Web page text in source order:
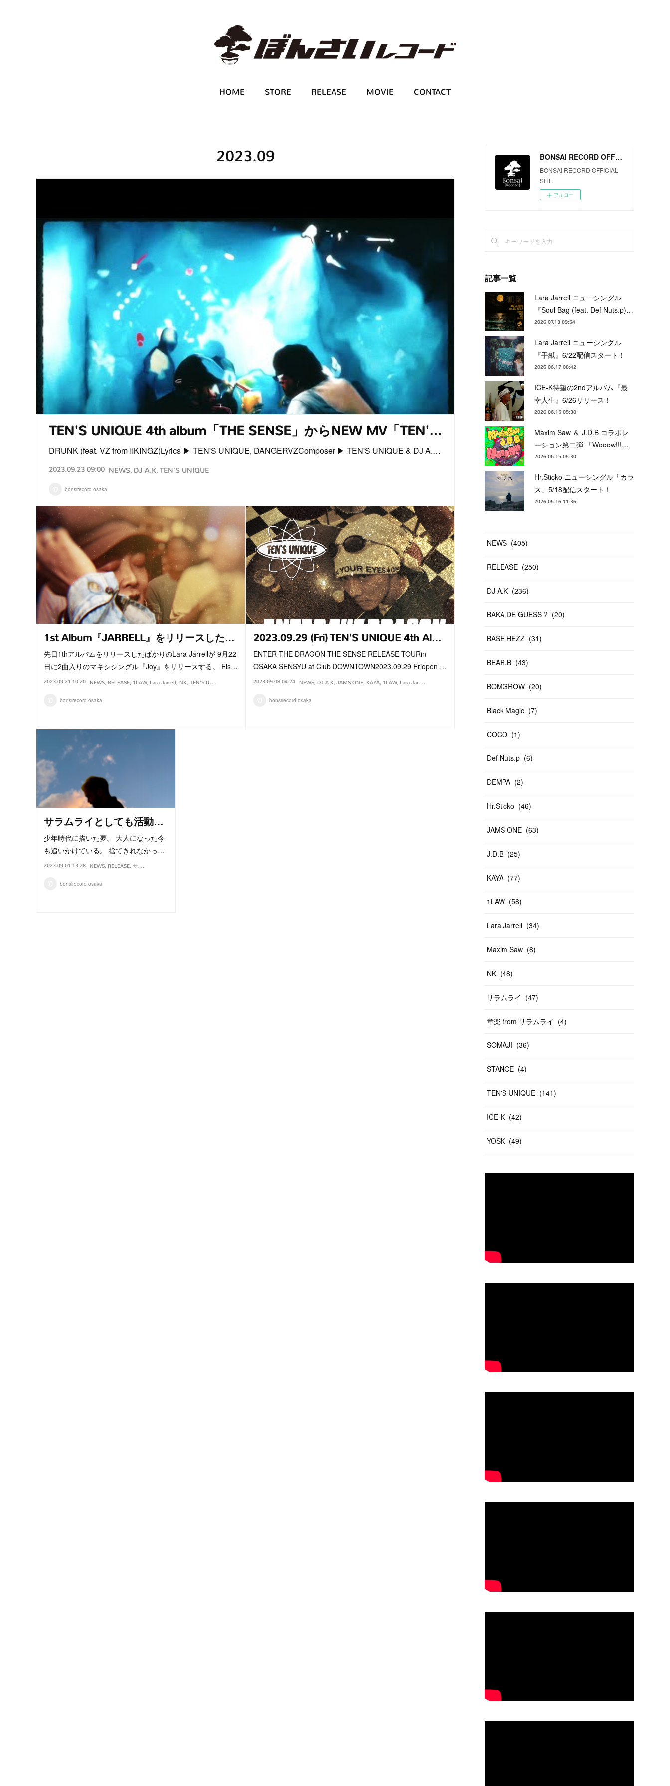
HOME STORE RELEASE MOVIE CONTACT
2023.09
TEN'S UNIQUE 4th album「THE SENSE」からNEW MV「TEN'…
DRUNK (feat. VZ from IIKINGZ)Lyrics ▶︎ TEN'S UNIQUE, DANGERVZComposer ▶︎ TEN'S UNIQUE & DJ A.…
2023.09.23 09:00 NEWS DJ A.K TEN'S UNIQUE
bonsirecord osaka
1st Album『JARRELL』をリリースした…
先日1thアルバムをリリースしたばかりのLara Jarrellが 9月22
日に2曲入りのマキシシングル『Joy』をリリースする。 Fis…
2023.09.21 10:20 NEWS RELEASE 1LAW Lara Jarrell NK TEN'S UNIQUE
bonsirecord osaka
2023.09.29 (Fri) TEN'S UNIQUE 4th Al…
ENTER THE DRAGON THE SENSE RELEASE TOURin
OSAKA SENSYU at Club DOWNTOWN2023.09.29 Friopen …
2023.09.08 04:24 NEWS DJ A.K JAMS ONE KAYA 1LAW Lara Jarrell TEN'S UNIQUE ICE-K
bonsirecord osaka
サラムライとしても活動…
少年時代に描いた夢。 大人になった今
も追いかけている。 捨てきれなかっ…
2023.09.01 13:28 NEWS RELEASE サラムライ
bonsirecord osaka
BONSAI RECORD OFFICIAL SITE
BONSAI RECORD OFFICIAL
SITE
フォロー
記事一覧
Lara Jarrell ニューシングル
『Soul Bag (feat. Def Nuts.p)…
2026.07.13 09:54
Lara Jarrell ニューシングル
『手紙』6/22配信スタート！
2026.06.17 08:42
ICE-K待望の2ndアルバム『最
幸人生』6/26リリース！
2026.06.15 05:38
Maxim Saw ＆ J.D.B コラボレ
ーション第二弾 「Wooow!!!…
2026.06.15 05:30
Hr.Sticko ニューシングル「カラ
ス」5/18配信スタート！
2026.05.16 11:36
NEWS (405)
RELEASE (250)
DJ A.K (236)
BAKA DE GUESS ? (20)
BASE HEZZ (31)
BEAR.B (43)
BOMGROW (20)
Black Magic (7)
COCO (1)
Def Nuts.p (6)
DEMPA (2)
Hr.Sticko (46)
JAMS ONE (63)
J.D.B (25)
KAYA (77)
1LAW (58)
Lara Jarrell (34)
Maxim Saw (8)
NK (48)
サラムライ (47)
章楽 from サラムライ (4)
SOMAJI (36)
STANCE (4)
TEN'S UNIQUE (141)
ICE-K (42)
YOSK (49)